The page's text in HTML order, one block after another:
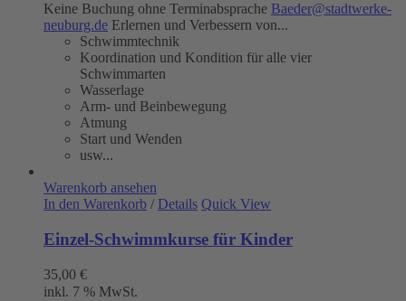
Keine Buchung ohne Terminabsprache Baeder@stadtwerke-
neuburg.de Erlernen und Verbessern von...
Schwimmtechnik
Koordination und Kondition für alle vier
Schwimmarten
Wasserlage
Arm- und Beinbewegung
Atmung
Start und Wenden
usw...
Warenkorb ansehen
In den Warenkorb / Details Quick View
Einzel-Schwimmkurse für Kinder
35,00 €
inkl. 7 % MwSt.